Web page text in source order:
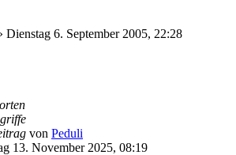
Dienstag 6. September 2005, 22:28
von Peduli
13. November 2025, 08:19